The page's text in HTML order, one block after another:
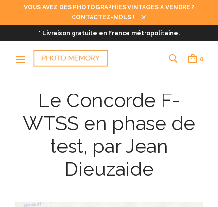
VOUS AVEZ DES PHOTOGRAPHIES VINTAGES A VENDRE ?
CONTACTEZ-NOUS !
* Livraison gratuite en France métropolitaine.
0
Le Concorde F-
WTSS en phase de
test, par Jean
Dieuzaide